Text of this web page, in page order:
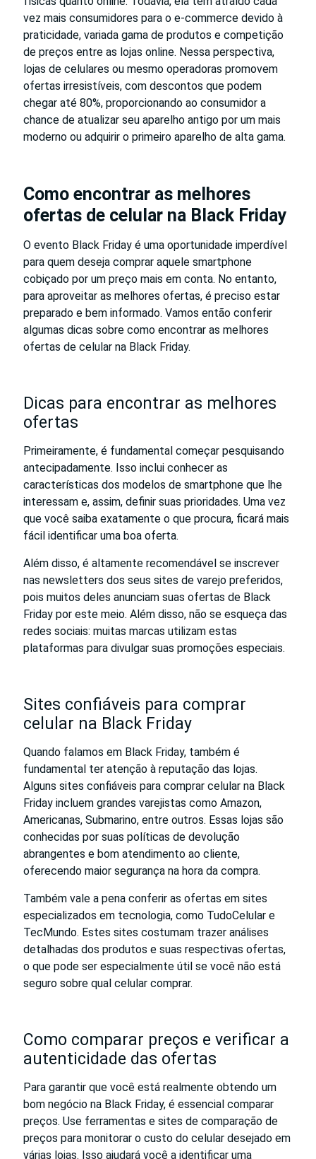
vez mais consumidores para o e-commerce devido à
praticidade, variada gama de produtos e competição
de preços entre as lojas online. Nessa perspectiva,
lojas de celulares ou mesmo operadoras promovem
ofertas irresistíveis, com descontos que podem
chegar até 80%, proporcionando ao consumidor a
chance de atualizar seu aparelho antigo por um mais
moderno ou adquirir o primeiro aparelho de alta gama.
Como encontrar as melhores
ofertas de celular na Black Friday
O evento Black Friday é uma oportunidade imperdível
para quem deseja comprar aquele smartphone
cobiçado por um preço mais em conta. No entanto,
para aproveitar as melhores ofertas, é preciso estar
preparado e bem informado. Vamos então conferir
algumas dicas sobre como encontrar as melhores
ofertas de celular na Black Friday.
Dicas para encontrar as melhores
ofertas
Primeiramente, é fundamental começar pesquisando
antecipadamente. Isso inclui conhecer as
características dos modelos de smartphone que lhe
interessam e, assim, definir suas prioridades. Uma vez
que você saiba exatamente o que procura, ficará mais
fácil identificar uma boa oferta.
Além disso, é altamente recomendável se inscrever
nas newsletters dos seus sites de varejo preferidos,
pois muitos deles anunciam suas ofertas de Black
Friday por este meio. Além disso, não se esqueça das
redes sociais: muitas marcas utilizam estas
plataformas para divulgar suas promoções especiais.
Sites confiáveis para comprar
celular na Black Friday
Quando falamos em Black Friday, também é
fundamental ter atenção à reputação das lojas.
Alguns sites confiáveis para comprar celular na Black
Friday incluem grandes varejistas como Amazon,
Americanas, Submarino, entre outros. Essas lojas são
conhecidas por suas políticas de devolução
abrangentes e bom atendimento ao cliente,
oferecendo maior segurança na hora da compra.
Também vale a pena conferir as ofertas em sites
especializados em tecnologia, como TudoCelular e
TecMundo. Estes sites costumam trazer análises
detalhadas dos produtos e suas respectivas ofertas,
o que pode ser especialmente útil se você não está
seguro sobre qual celular comprar.
Como comparar preços e verificar a
autenticidade das ofertas
Para garantir que você está realmente obtendo um
bom negócio na Black Friday, é essencial comparar
preços. Use ferramentas e sites de comparação de
preços para monitorar o custo do celular desejado em
várias lojas. Isso ajudará você a identificar uma